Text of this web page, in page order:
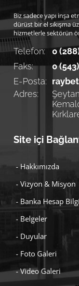
Biz sadece yapı inşa
dürüst bir el sıkışma
hizmetlerle sektörün
Telefon:
0
Faks:
0
E-Posta:
Adres:
Site içi
- Hakkımızda
- Vizyon & Misyon
- Banka Hesap
- Belgeler
- Duyular
- Foto Galeri
- Video Galeri